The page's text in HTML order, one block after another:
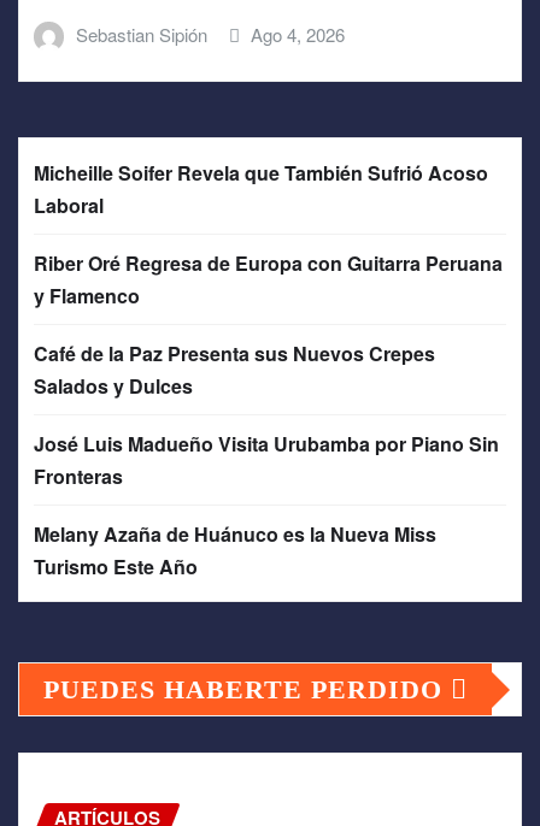
Sebastian Sipión Ago 4, 2026
Micheille Soifer Revela que También Sufrió Acoso
Laboral
Riber Oré Regresa de Europa con Guitarra Peruana
y Flamenco
Café de la Paz Presenta sus Nuevos Crepes
Salados y Dulces
José Luis Madueño Visita Urubamba por Piano Sin
Fronteras
Melany Azaña de Huánuco es la Nueva Miss
Turismo Este Año
PUEDES HABERTE PERDIDO
ARTÍCULOS